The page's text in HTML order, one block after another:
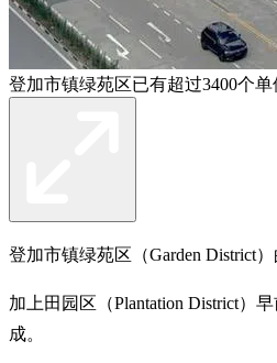
登加市镇绿苑区已有超过3400个
登加市镇绿苑区（Garden District
加上田园区（Plantation District）
成。